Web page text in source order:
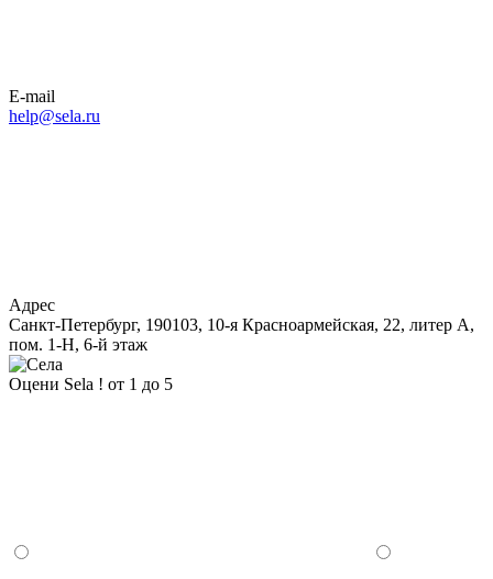
E-mail
help@sela.ru
Адрес
Санкт-Петербург, 190103, 10-я Красноармейская, 22, литер А,
пом. 1-Н, 6-й этаж
Оцени Sela ! от 1 до 5